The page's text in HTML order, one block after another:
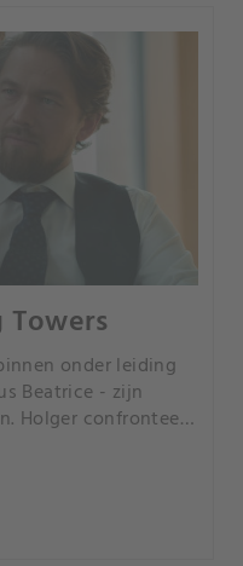
onder leiding
Beatrice - zijn
Holger confronteert